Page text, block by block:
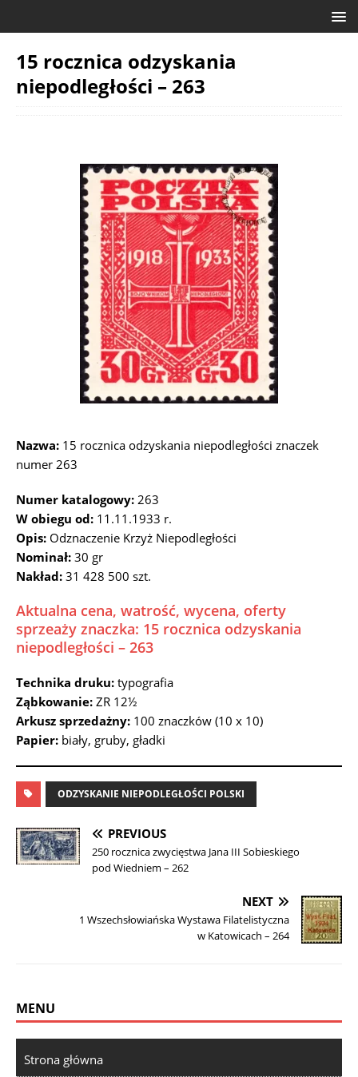
15 rocznica odzyskania
niepodległości – 263
Nazwa: 15 rocznica odzyskania niepodległości znaczek
numer 263
Numer katalogowy: 263
W obiegu od: 11.11.1933 r.
Opis: Odznaczenie Krzyż Niepodległości
Nominał: 30 gr
Nakład: 31 428 500 szt.
Aktualna cena, watrość, wycena, oferty
sprzeaży znaczka: 15 rocznica odzyskania
niepodległości – 263
Technika druku: typografia
Ząbkowanie: ZR 12½
Arkusz sprzedażny: 100 znaczków (10 x 10)
Papier: biały, gruby, gładki
ODZYSKANIE NIEPODLEGŁOŚCI POLSKI
PREVIOUS
250 rocznica zwycięstwa Jana III Sobieskiego
pod Wiedniem – 262
NEXT
1 Wszechsłowiańska Wystawa Filatelistyczna
w Katowicach – 264
MENU
Strona główna